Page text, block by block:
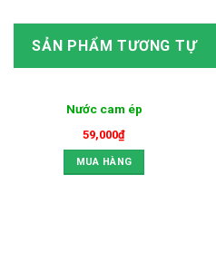
SẢN PHẨM TƯƠNG TỰ
Nước cam ép
59,000₫
MUA HÀNG